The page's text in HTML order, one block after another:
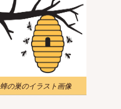
蜂の巣のイラスト画像